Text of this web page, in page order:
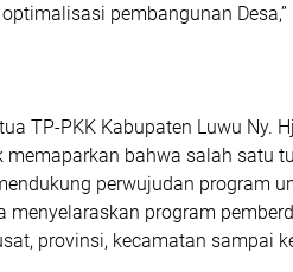
pembangunan
TP-PKK Kabupaten Luwu Ny.
memaparkan bahwa salah satu
perwujudan program
menyelaraskan program
provinsi, kecamatan sampai